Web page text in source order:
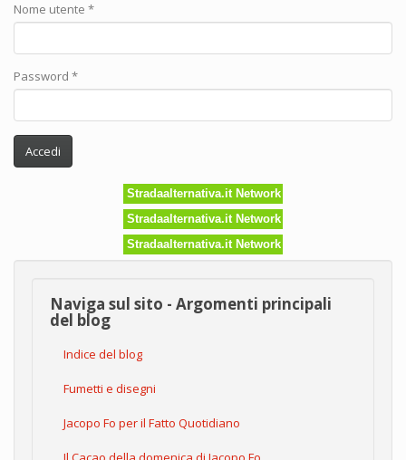
Nome utente *
Password *
Accedi
Stradaalternativa.it Network
Stradaalternativa.it Network
Stradaalternativa.it Network
Naviga sul sito - Argomenti principali
del blog
Indice del blog
Fumetti e disegni
Jacopo Fo per il Fatto Quotidiano